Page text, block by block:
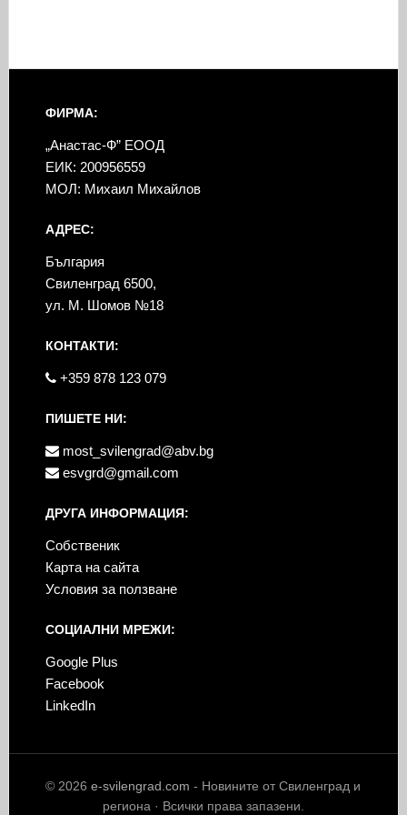
ФИРМА:
„Анастас-Ф” ЕООД
ЕИК: 200956559
МОЛ: Михаил Михайлов
АДРЕС:
България
Свиленград 6500,
ул. М. Шомов №18
КОНТАКТИ:
+359 878 123 079
ПИШЕТЕ НИ:
most_svilengrad@abv.bg
esvgrd@gmail.com
ДРУГА ИНФОРМАЦИЯ:
Собственик
Карта на сайта
Условия за ползване
СОЦИАЛНИ МРЕЖИ:
Google Plus
Facebook
LinkedIn
© 2026e-svilengrad.com - Новините от Свиленград и
региона · Всички права запазени.